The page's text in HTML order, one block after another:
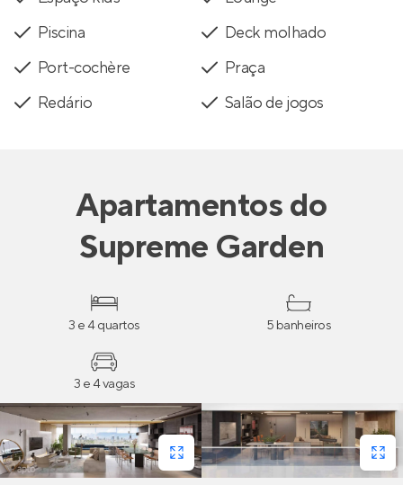
Piscina
Deck molhado
Port-cochère
Praça
Redário
Salão de jogos
Apartamentosdo
Supreme Garden
3 e 4 quartos 5 banheiros
3 e 4 vagas